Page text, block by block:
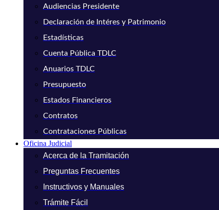
Audiencias Presidente
Declaración de Intéres y Patrimonio
Estadísticas
Cuenta Pública TDLC
Anuarios TDLC
Presupuesto
Estados Financieros
Contratos
Contrataciones Públicas
Oficina Judicial
Acerca de la Tramitación
Preguntas Frecuentes
Instructivos y Manuales
Trámite Fácil